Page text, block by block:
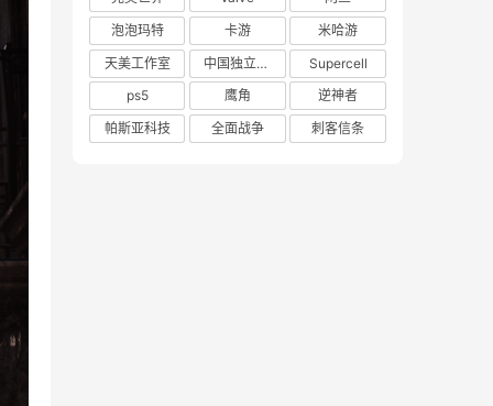
泡泡玛特
卡游
米哈游
天美工作室
中国独立游戏联盟
Supercell
ps5
鹰角
逆神者
帕斯亚科技
全面战争 刺客信条